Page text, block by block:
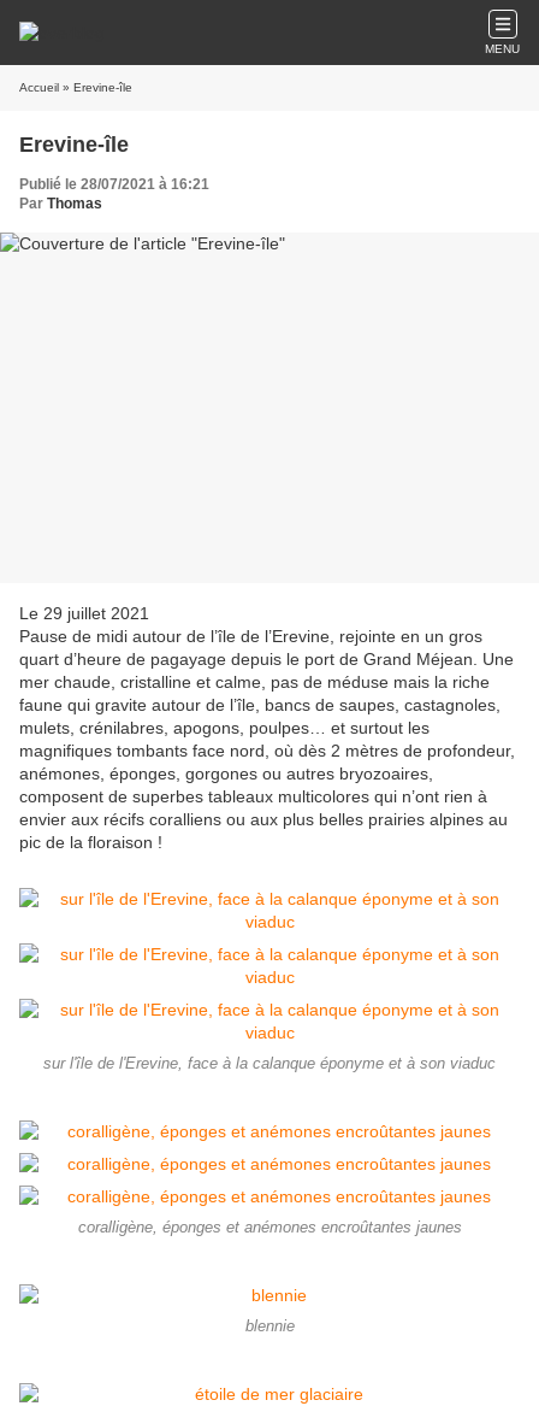
MENU
Accueil » Erevine-île
Erevine-île
Publié le 28/07/2021 à 16:21
Par Thomas
Le 29 juillet 2021
Pause de midi autour de l’île de l’Erevine, rejointe en un gros
quart d’heure de pagayage depuis le port de Grand Méjean. Une
mer chaude, cristalline et calme, pas de méduse mais la riche
faune qui gravite autour de l’île, bancs de saupes, castagnoles,
mulets, crénilabres, apogons, poulpes… et surtout les
magnifiques tombants face nord, où dès 2 mètres de profondeur,
anémones, éponges, gorgones ou autres bryozoaires,
composent de superbes tableaux multicolores qui n’ont rien à
envier aux récifs coralliens ou aux plus belles prairies alpines au
pic de la floraison !
sur l'île de l'Erevine, face à la calanque éponyme et à son viaduc
coralligène, éponges et anémones encroûtantes jaunes
blennie